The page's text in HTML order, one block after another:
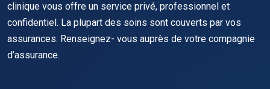
clinique vous offre un service privé, professionnel et
confidentiel. La plupart des soins sont couverts par vos
assurances. Renseignez- vous auprès de votre compagnie
d’assurance.